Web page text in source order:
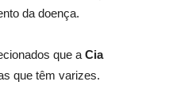
da doença.
que a Cia
que têm varizes.